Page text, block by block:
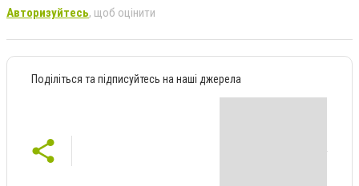
Авторизуйтесь, щоб оцінити
Поділіться та підписуйтесь на наші джерела